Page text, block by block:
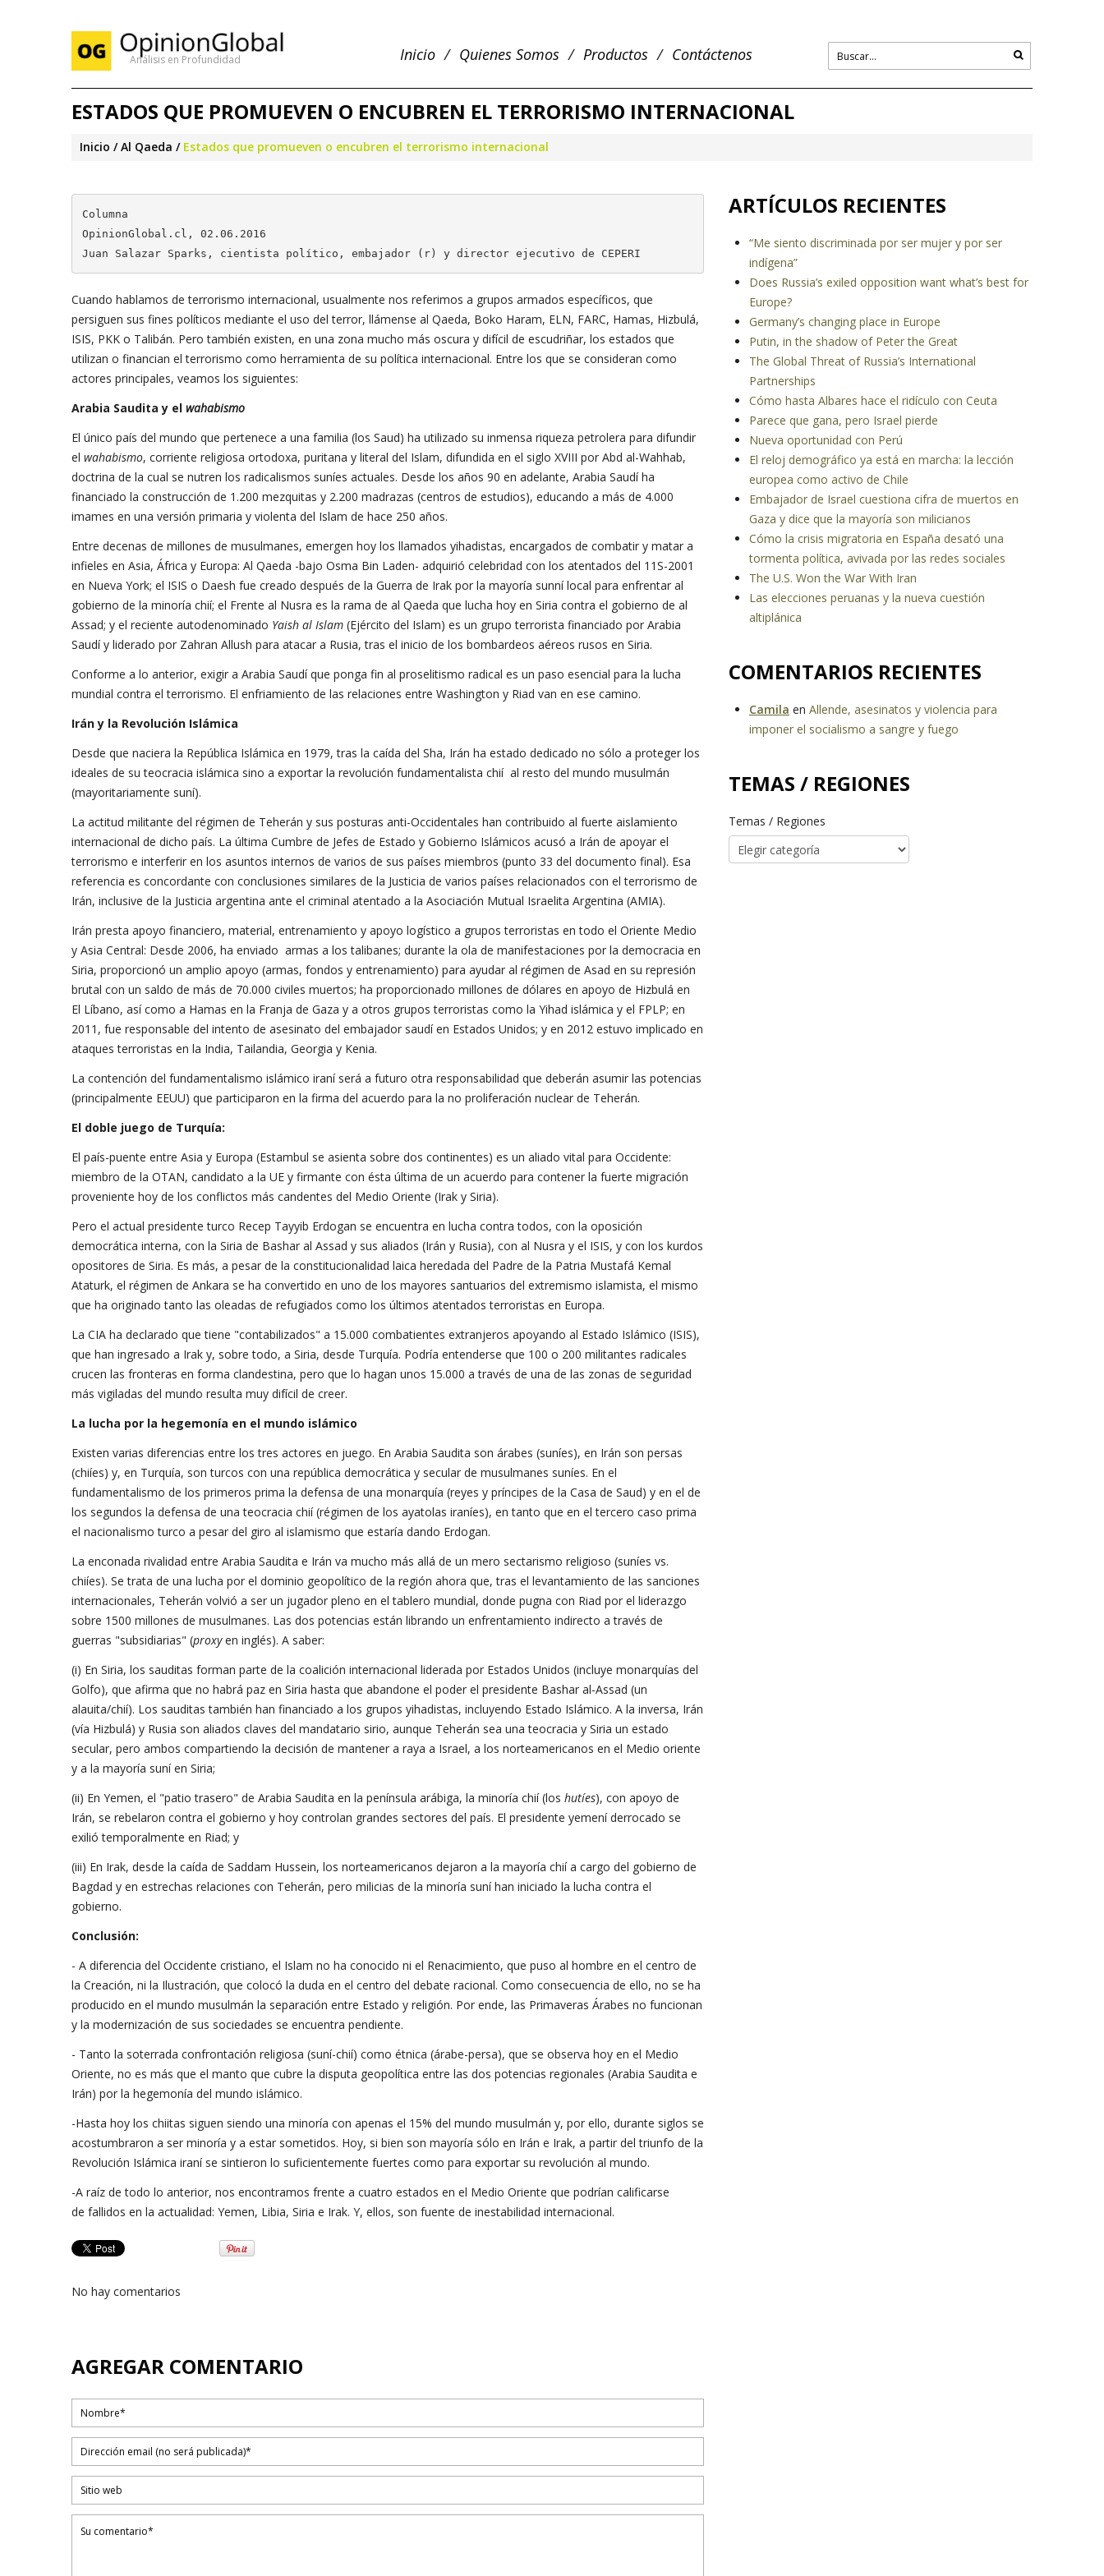
Análisis en Profundidad Inicio Quienes Somos Productos Contáctenos
ESTADOS QUE PROMUEVEN O ENCUBREN EL TERRORISMO INTERNACIONAL
Inicio Al Qaeda Estados que promueven o encubren el terrorismo internacional
Columna
OpinionGlobal.cl, 02.06.2016
Juan Salazar Sparks, cientista político, embajador (r) y director ejecutivo de CEPERI
Cuando hablamos de terrorismo internacional, usualmente nos referimos a grupos armados específicos, que
persiguen sus fines políticos mediante el uso del terror, llámense al Qaeda, Boko Haram, ELN, FARC, Hamas, Hizbulá,
ISIS, PKK o Talibán. Pero también existen, en una zona mucho más oscura y difícil de escudriñar, los estados que
utilizan o financian el terrorismo como herramienta de su política internacional. Entre los que se consideran como
actores principales, veamos los siguientes:
Arabia Saudita y el wahabismo
El único país del mundo que pertenece a una familia (los Saud) ha utilizado su inmensa riqueza petrolera para difundir
el wahabismo, corriente religiosa ortodoxa, puritana y literal del Islam, difundida en el siglo XVIII por Abd al-Wahhab,
doctrina de la cual se nutren los radicalismos suníes actuales. Desde los años 90 en adelante, Arabia Saudí ha
financiado la construcción de 1.200 mezquitas y 2.200 madrazas (centros de estudios), educando a más de 4.000
imames en una versión primaria y violenta del Islam de hace 250 años.
Entre decenas de millones de musulmanes, emergen hoy los llamados yihadistas, encargados de combatir y matar a
infieles en Asia, África y Europa: Al Qaeda -bajo Osma Bin Laden- adquirió celebridad con los atentados del 11S-2001
en Nueva York; el ISIS o Daesh fue creado después de la Guerra de Irak por la mayoría sunní local para enfrentar al
gobierno de la minoría chií; el Frente al Nusra es la rama de al Qaeda que lucha hoy en Siria contra el gobierno de al
Assad; y el reciente autodenominado Yaish al Islam (Ejército del Islam) es un grupo terrorista financiado por Arabia
Saudí y liderado por Zahran Allush para atacar a Rusia, tras el inicio de los bombardeos aéreos rusos en Siria.
Conforme a lo anterior, exigir a Arabia Saudí que ponga fin al proselitismo radical es un paso esencial para la lucha
mundial contra el terrorismo. El enfriamiento de las relaciones entre Washington y Riad van en ese camino.
Irán y la Revolución Islámica
Desde que naciera la República Islámica en 1979, tras la caída del Sha, Irán ha estado dedicado no sólo a proteger los
ideales de su teocracia islámica sino a exportar la revolución fundamentalista chií al resto del mundo musulmán
(mayoritariamente suní).
La actitud militante del régimen de Teherán y sus posturas anti-Occidentales han contribuido al fuerte aislamiento
internacional de dicho país. La última Cumbre de Jefes de Estado y Gobierno Islámicos acusó a Irán de apoyar el
terrorismo e interferir en los asuntos internos de varios de sus países miembros (punto 33 del documento final). Esa
referencia es concordante con conclusiones similares de la Justicia de varios países relacionados con el terrorismo de
Irán, inclusive de la Justicia argentina ante el criminal atentado a la Asociación Mutual Israelita Argentina (AMIA).
Irán presta apoyo financiero, material, entrenamiento y apoyo logístico a grupos terroristas en todo el Oriente Medio
y Asia Central: Desde 2006, ha enviado armas a los talibanes; durante la ola de manifestaciones por la democracia en
Siria, proporcionó un amplio apoyo (armas, fondos y entrenamiento) para ayudar al régimen de Asad en su represión
brutal con un saldo de más de 70.000 civiles muertos; ha proporcionado millones de dólares en apoyo de Hizbulá en
El Líbano, así como a Hamas en la Franja de Gaza y a otros grupos terroristas como la Yihad islámica y el FPLP; en
2011, fue responsable del intento de asesinato del embajador saudí en Estados Unidos; y en 2012 estuvo implicado en
ataques terroristas en la India, Tailandia, Georgia y Kenia.
La contención del fundamentalismo islámico iraní será a futuro otra responsabilidad que deberán asumir las potencias
(principalmente EEUU) que participaron en la firma del acuerdo para la no proliferación nuclear de Teherán.
El doble juego de Turquía:
El país-puente entre Asia y Europa (Estambul se asienta sobre dos continentes) es un aliado vital para Occidente:
miembro de la OTAN, candidato a la UE y firmante con ésta última de un acuerdo para contener la fuerte migración
proveniente hoy de los conflictos más candentes del Medio Oriente (Irak y Siria).
Pero el actual presidente turco Recep Tayyib Erdogan se encuentra en lucha contra todos, con la oposición
democrática interna, con la Siria de Bashar al Assad y sus aliados (Irán y Rusia), con al Nusra y el ISIS, y con los kurdos
opositores de Siria. Es más, a pesar de la constitucionalidad laica heredada del Padre de la Patria Mustafá Kemal
Ataturk, el régimen de Ankara se ha convertido en uno de los mayores santuarios del extremismo islamista, el mismo
que ha originado tanto las oleadas de refugiados como los últimos atentados terroristas en Europa.
La CIA ha declarado que tiene "contabilizados" a 15.000 combatientes extranjeros apoyando al Estado Islámico (ISIS),
que han ingresado a Irak y, sobre todo, a Siria, desde Turquía. Podría entenderse que 100 o 200 militantes radicales
crucen las fronteras en forma clandestina, pero que lo hagan unos 15.000 a través de una de las zonas de seguridad
más vigiladas del mundo resulta muy difícil de creer.
La lucha por la hegemonía en el mundo islámico
Existen varias diferencias entre los tres actores en juego. En Arabia Saudita son árabes (suníes), en Irán son persas
(chiíes) y, en Turquía, son turcos con una república democrática y secular de musulmanes suníes. En el
fundamentalismo de los primeros prima la defensa de una monarquía (reyes y príncipes de la Casa de Saud) y en el de
los segundos la defensa de una teocracia chií (régimen de los ayatolas iraníes), en tanto que en el tercero caso prima
el nacionalismo turco a pesar del giro al islamismo que estaría dando Erdogan.
La enconada rivalidad entre Arabia Saudita e Irán va mucho más allá de un mero sectarismo religioso (suníes vs.
chiíes). Se trata de una lucha por el dominio geopolítico de la región ahora que, tras el levantamiento de las sanciones
internacionales, Teherán volvió a ser un jugador pleno en el tablero mundial, donde pugna con Riad por el liderazgo
sobre 1500 millones de musulmanes. Las dos potencias están librando un enfrentamiento indirecto a través de
guerras "subsidiarias" (proxyen inglés). A saber:
(i) En Siria, los sauditas forman parte de la coalición internacional liderada por Estados Unidos (incluye monarquías del
Golfo), que afirma que no habrá paz en Siria hasta que abandone el poder el presidente Bashar al-Assad (un
alauita/chií). Los sauditas también han financiado a los grupos yihadistas, incluyendo Estado Islámico. A la inversa, Irán
(vía Hizbulá) y Rusia son aliados claves del mandatario sirio, aunque Teherán sea una teocracia y Siria un estado
secular, pero ambos compartiendo la decisión de mantener a raya a Israel, a los norteamericanos en el Medio oriente
y a la mayoría suní en Siria;
(ii) En Yemen, el "patio trasero" de Arabia Saudita en la península arábiga, la minoría chií (los hutíes), con apoyo de
Irán, se rebelaron contra el gobierno y hoy controlan grandes sectores del país. El presidente yemení derrocado se
exilió temporalmente en Riad; y
(iii) En Irak, desde la caída de Saddam Hussein, los norteamericanos dejaron a la mayoría chií a cargo del gobierno de
Bagdad y en estrechas relaciones con Teherán, pero milicias de la minoría suní han iniciado la lucha contra el
gobierno.
Conclusión:
- A diferencia del Occidente cristiano, el Islam no ha conocido ni el Renacimiento, que puso al hombre en el centro de
la Creación, ni la Ilustración, que colocó la duda en el centro del debate racional. Como consecuencia de ello, no se ha
producido en el mundo musulmán la separación entre Estado y religión. Por ende, las Primaveras Árabes no funcionan
y la modernización de sus sociedades se encuentra pendiente.
- Tanto la soterrada confrontación religiosa (suní-chií) como étnica (árabe-persa), que se observa hoy en el Medio
Oriente, no es más que el manto que cubre la disputa geopolítica entre las dos potencias regionales (Arabia Saudita e
Irán) por la hegemonía del mundo islámico.
-Hasta hoy los chiitas siguen siendo una minoría con apenas el 15% del mundo musulmán y, por ello, durante siglos se
acostumbraron a ser minoría y a estar sometidos. Hoy, si bien son mayoría sólo en Irán e Irak, a partir del triunfo de la
Revolución Islámica iraní se sintieron lo suficientemente fuertes como para exportar su revolución al mundo.
-A raíz de todo lo anterior, nos encontramos frente a cuatro estados en el Medio Oriente que podrían calificarse
de fallidos en la actualidad: Yemen, Libia, Siria e Irak. Y, ellos, son fuente de inestabilidad internacional.
No hay comentarios
AGREGAR COMENTARIO
ARTÍCULOS RECIENTES
“Me siento discriminada por ser mujer y por ser
indígena”
Does Russia’s exiled opposition want what’s best for
Europe?
Germany’s changing place in Europe
Putin, in the shadow of Peter the Great
The Global Threat of Russia’s International
Partnerships
Cómo hasta Albares hace el ridículo con Ceuta
Parece que gana, pero Israel pierde
Nueva oportunidad con Perú
El reloj demográfico ya está en marcha: la lección
europea como activo de Chile
Embajador de Israel cuestiona cifra de muertos en
Gaza y dice que la mayoría son milicianos
Cómo la crisis migratoria en España desató una
tormenta política, avivada por las redes sociales
The U.S. Won the War With Iran
Las elecciones peruanas y la nueva cuestión
altiplánica
COMENTARIOS RECIENTES
Camila en Allende, asesinatos y violencia para
imponer el socialismo a sangre y fuego
TEMAS / REGIONES
Temas / Regiones